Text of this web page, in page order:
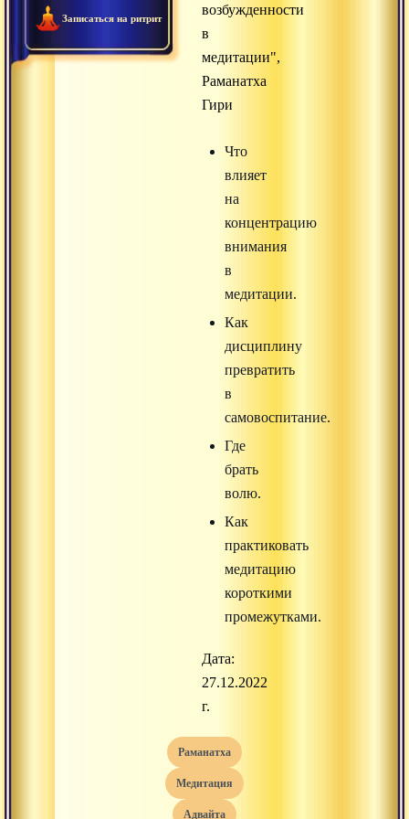
Записаться на ритрит
возбужденности
в
медитации",
Раманатха
Гири
Что
влияет
на
концентрацию
внимания
в
медитации.
Как
дисциплину
превратить
в
самовоспитание.
Где
брать
волю.
Как
практиковать
медитацию
короткими
промежутками.
Дата:
27.12.2022
г.
раманатха
медитация
адвайта